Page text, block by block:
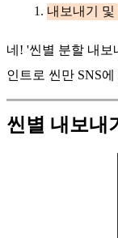
내보내기 및
네! '씬별 분할 내보
인트로 씬만 SNS
씬별 내보내